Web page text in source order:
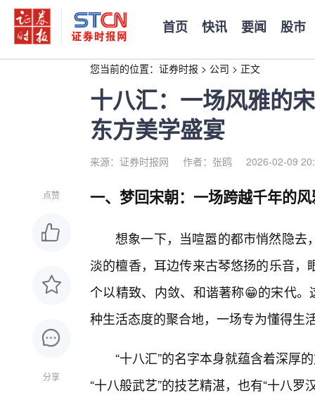
首页 快讯 要闻 股市
您当前的位置： 证券时报 > 公司 > 正文
十八汇：一场风雅的
东方美学盛宴
来源：证券时报网 作者：张鸥 2026-02-09
点赞
分享
一、梦回宋朝：一场跨越千年的
想象一下，当喧嚣的都市悄然隐去
淡的檀香，耳边传来古琴悠扬的乐音
个以精致、内敛、和谐著称😁的宋代
种生活态度的聚合地，一场专为懂得生
“十八汇”的名字本身就蕴含着深厚
“十八般武艺”的技艺精湛，也有“十八